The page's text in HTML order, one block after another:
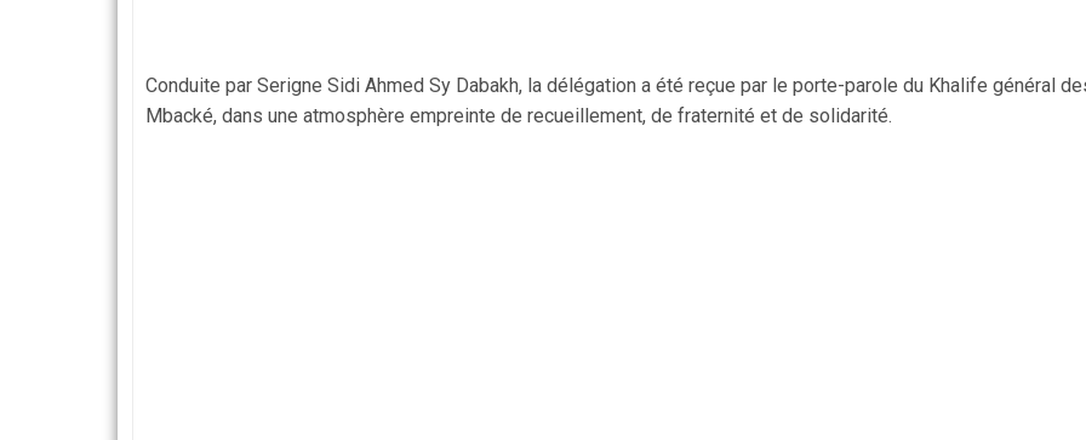
Conduite par Serigne Sidi Ahmed Sy Dabakh, la délégation a été reçue par le porte-parole du Khalife général
Mbacké, dans une atmosphère empreinte de recueillement, de fraternité et de solidarité.